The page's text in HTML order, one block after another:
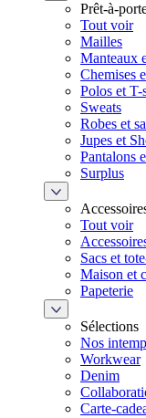
Prêt-à-
Tout voir
Mailles
Manteaux
Chemises
Polos et T-
Sweats
Robes et
Jupes et
Pantalons
Surplus
Tout voir
Sacs et
Maison et
Papeterie
Sélections
Nos
Workwear
Denim
Carte-